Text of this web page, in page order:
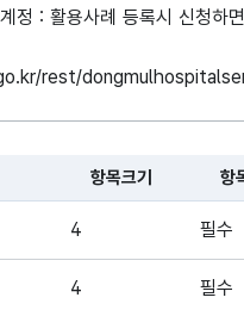
정 : 활용사례 등록시 신청하
rest/
항목에 대한 표로, 국문항
항목크기 항
4 필수
4 필수